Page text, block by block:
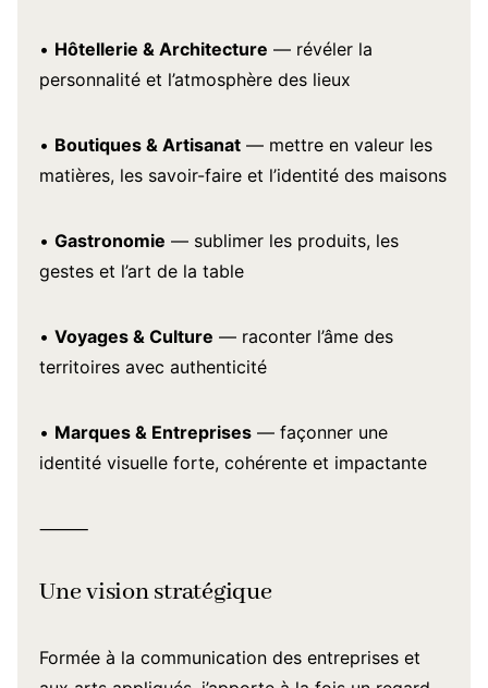
• Hôtellerie & Architecture — révéler la
personnalité et l’atmosphère des lieux
• Boutiques & Artisanat — mettre en valeur les
matières, les savoir-faire et l’identité des maisons
• Gastronomie — sublimer les produits, les
gestes et l’art de la table
• Voyages & Culture — raconter l’âme des
territoires avec authenticité
• Marques & Entreprises — façonner une
identité visuelle forte, cohérente et impactante
⸻
Une vision stratégique
Formée à la communication des entreprises et